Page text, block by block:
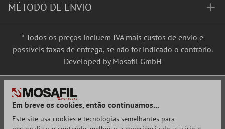
MÉTODO DE ENVIO
* Todos os preços incluem IVA mais custos de envio e
possíveis taxas de entrega, se não for indicado o contrário.
Developed by Mosafil GmbH
Em breve os cookies, então continuamos...
Este site usa cookies e tecnologias semelhantes para